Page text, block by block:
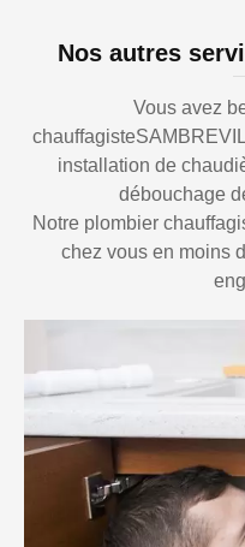
Nos autres
Vous avez
installation de
débouchage
Notre plombier
chez vous en moins